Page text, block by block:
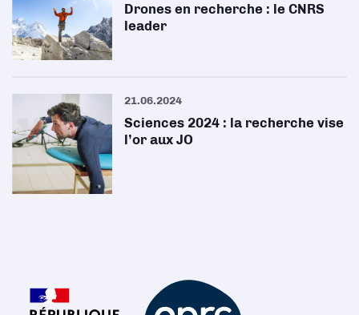
Drones en recherche : le CNRS
leader
21.06.2024
Sciences 2024 : la recherche vise
l’or aux JO